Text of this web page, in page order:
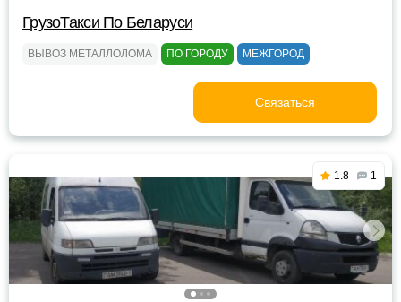
ГрузоТакси По Беларуси
ВЫВОЗ МЕТАЛЛОЛОМА ПО ГОРОДУ МЕЖГОРОД
Связаться
1.8 1